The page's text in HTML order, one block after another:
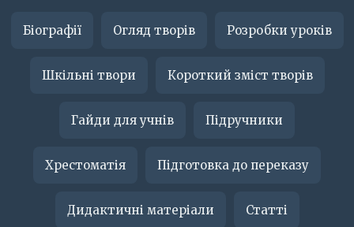
Біографії Огляд творів Розробки уроків
Шкільні твори Короткий зміст творів
Гайди для учнів Підручники
Хрестоматія Підготовка до переказу
Дидактичні матеріали Статті